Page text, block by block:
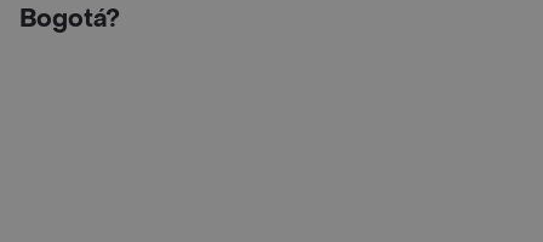
Bogotá?